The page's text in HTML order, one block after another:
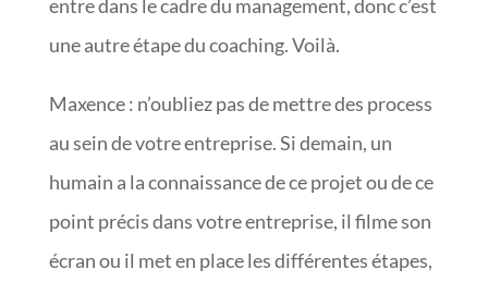
entre dans le cadre du management, donc c’est
une autre étape du coaching. Voilà.
Maxence : n’oubliez pas de mettre des process
au sein de votre entreprise. Si demain, un
humain a la connaissance de ce projet ou de ce
point précis dans votre entreprise, il filme son
écran ou il met en place les différentes étapes,